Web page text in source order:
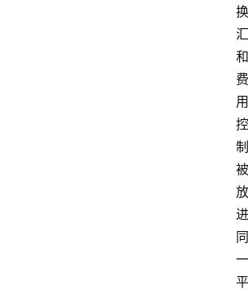
换
汇
和
费
用
控
制
被
放
进
同
一
平